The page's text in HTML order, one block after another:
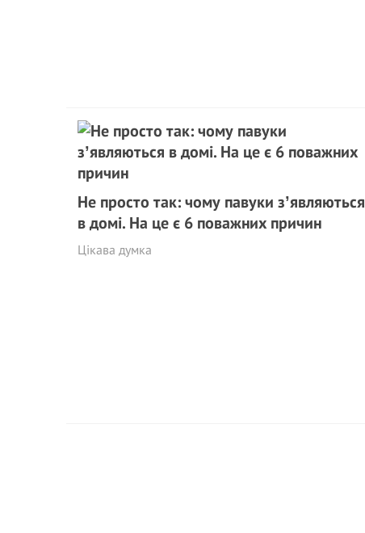
Не просто так: чому павуки зʼявляються
в домі. На це є 6 поважних причин
Цікава думка